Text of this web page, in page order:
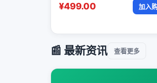
¥499.00 加入
📰 最新资讯 查看更多